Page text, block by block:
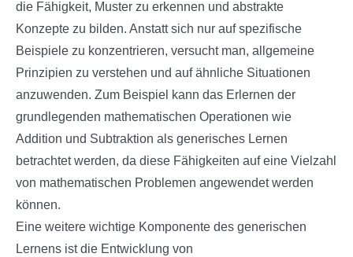
die Fähigkeit, Muster zu erkennen und abstrakte
Konzepte zu bilden. Anstatt sich nur auf spezifische
Beispiele zu konzentrieren, versucht man, allgemeine
Prinzipien zu verstehen und auf ähnliche Situationen
anzuwenden. Zum Beispiel kann das Erlernen der
grundlegenden mathematischen Operationen wie
Addition und Subtraktion als generisches Lernen
betrachtet werden, da diese Fähigkeiten auf eine Vielzahl
von mathematischen Problemen angewendet werden
können.
Eine weitere wichtige Komponente des generischen
Lernens ist die Entwicklung von